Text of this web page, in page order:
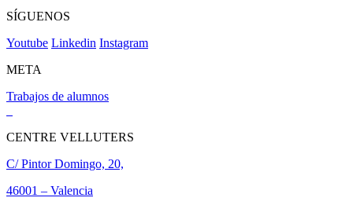
SÍGUENOS
Youtube Linkedin Instagram
META
Trabajos de alumnos
CENTRE VELLUTERS
C/ Pintor Domingo, 20,
46001 – Valencia